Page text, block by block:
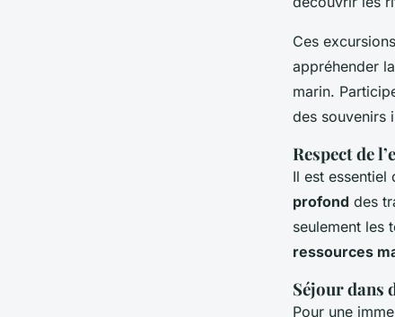
Ces
appréhender
marin.
des souvenirs
Respect de
Il est
profond des
seulement les
ressources
Séjour dans
Pour une